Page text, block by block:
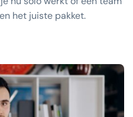
het juiste pakket.